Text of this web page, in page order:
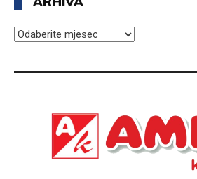
ARHIVA